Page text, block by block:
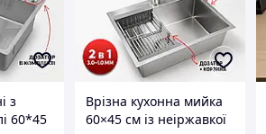
з
60*45
Врізна кухонна мийка
60×45 см із неіржавкої